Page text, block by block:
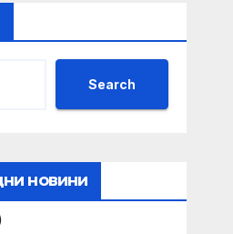
Search
новини